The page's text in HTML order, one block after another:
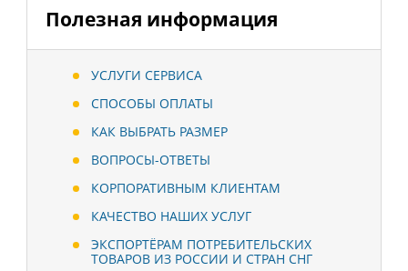
Полезная информация
УСЛУГИ СЕРВИСА
СПОСОБЫ ОПЛАТЫ
КАК ВЫБРАТЬ РАЗМЕР
ВОПРОСЫ-ОТВЕТЫ
КОРПОРАТИВНЫМ КЛИЕНТАМ
КАЧЕСТВО НАШИХ УСЛУГ
ЭКСПОРТЁРАМ ПОТРЕБИТЕЛЬСКИХ
ТОВАРОВ ИЗ РОССИИ И СТРАН СНГ